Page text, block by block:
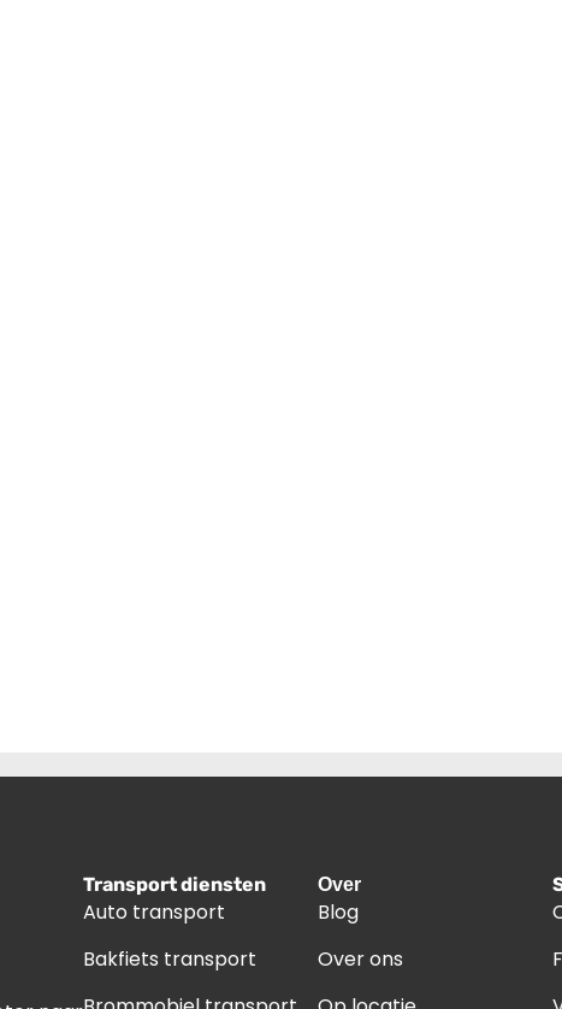
Transport diensten
Auto transport
Bakfiets transport
Over
Blog
Over ons